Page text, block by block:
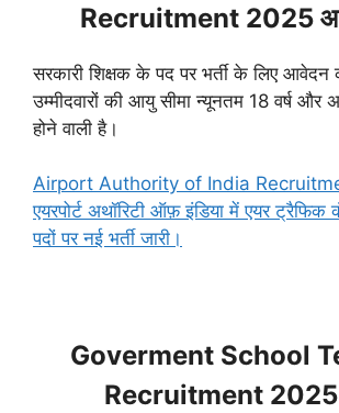
Recruitment 2025
सरकारी शिक्षक के पद पर भर्ती के लिए आवेदन
उम्मीदवारों की आयु सीमा न्यूनतम 18 वर्ष और
होने वाली है।
Airport Authority of India
एयरपोर्ट अथॉरिटी ऑफ़ इंडिया में एयर
पदों पर नई भर्ती जारी।
Goverment School
Recruitment 2025